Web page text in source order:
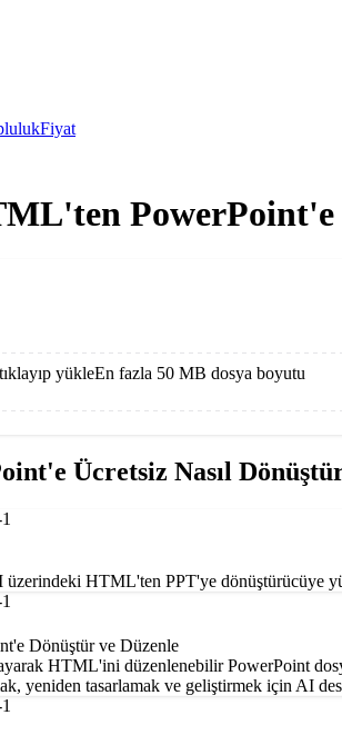
Fiyat
yükleEn fazla 50 MB dosya boyutu
Ücretsiz Nasıl
HTML'ten PPT'ye dönüştürücüye
Dönüştür ve Düzenle
HTML'ini düzenlenebilir PowerPoint
yeniden tasarlamak ve geliştirmek için AI